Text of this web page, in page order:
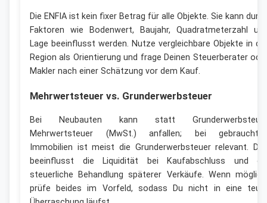
Die ENFIA ist kein fixer Betrag für alle Objekte. Sie kann
Faktoren wie Bodenwert, Baujahr, Quadratmeterzahl
Lage beeinflusst werden. Nutze vergleichbare Objekte in
Region als Orientierung und frage Deinen Steuerberater
Makler nach einer Schätzung vor dem Kauf.
Mehrwertsteuer vs. Grunderwerbsteuer
Bei Neubauten kann statt
Mehrwertsteuer (MwSt.) anfallen; bei
Immobilien ist meist die Grunderwerbsteuer relevant.
beeinflusst die Liquidität bei Kaufabschluss und
steuerliche Behandlung späterer Verkäufe. Wenn
prüfe beides im Vorfeld, sodass Du nicht in eine